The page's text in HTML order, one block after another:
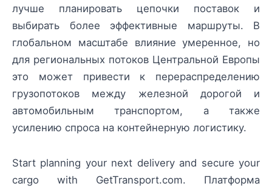
лучше планировать цепочки поставок и
выбирать более эффективные маршруты. В
глобальном масштабе влияние умеренное, но
для региональных потоков Центральной Европы
это может привести к перераспределению
грузопотоков между железной дорогой и
автомобильным транспортом, а также
усилению спроса на контейнерную логистику.
Start planning your next delivery and secure your
cargo with GetTransport.com. Платформа